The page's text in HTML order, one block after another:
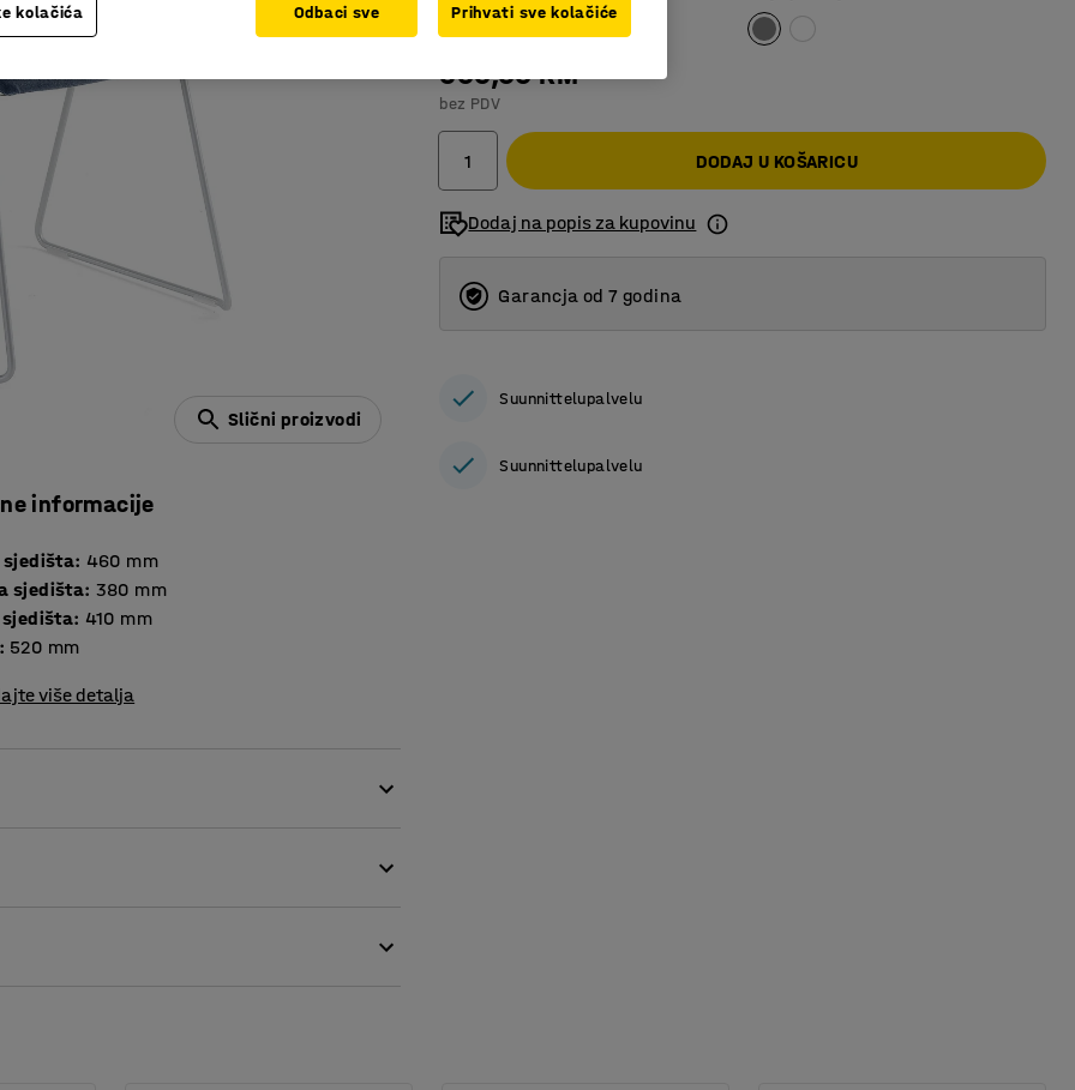
Slični proizvodi
informacije
sjedišta: 460 mm
sjedišta: 380 mm
: 410 mm
: 520 mm
više detalja
600,00 KM
bez PDV
DODAJ U KOŠARICU
Dodaj na popis za kupovinu
Garancja od 7 godina
Suunnittelupalvelu
Suunnittelupalvelu
kolačića Odbaci sve Prihvati sve kolačiće